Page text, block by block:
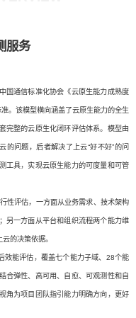
服务
国通信标准化协会《云原生能力成熟度
。该模型横向涵盖了云原生能力的全生
完整的云原生化闭环评估体系。模型由
的问题，后者解决了上云“好不好”的问
工具，实现云原生能力的可度量和可管
性评估，一方面从业务需求、技术架构
另一方面从平台和组织流程两个能力维
的决策依据。
效能评估，覆盖七个能力子域、28个能
合弹性、高可用、自愈、可观测性和自
角为项目团队指引能力明确方向，更好